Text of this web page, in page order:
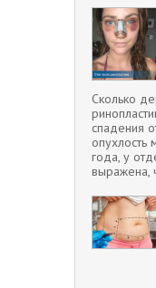
Сколько
спадения
опухлость
года, у
выражена,